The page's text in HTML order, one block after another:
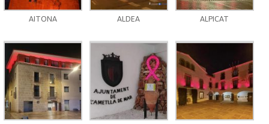
AITONA ALDEA ALPICAT